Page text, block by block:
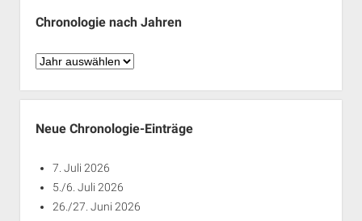
Chronologie nach Jahren
Chronologie
Jahren
Neue Chronologie-Einträge
7. Juli 2026
5./6. Juli 2026
26./27. Juni 2026